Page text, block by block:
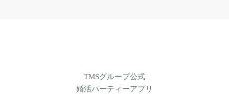
TMSグループ公式
婚活パーティーアプリ